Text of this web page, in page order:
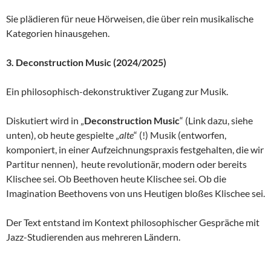
Sie plädieren für neue Hörweisen, die über rein musikalische
Kategorien hinausgehen.
3. Deconstruction Music (2024/2025)
Ein philosophisch-dekonstruktiver Zugang zur Musik.
Diskutiert wird in „Deconstruction Music“ (Link dazu, siehe
unten), ob heute gespielte „alte“ (!) Musik (entworfen,
komponiert, in einer Aufzeichnungspraxis festgehalten, die wir
Partitur nennen), heute revolutionär, modern oder bereits
Klischee sei. Ob Beethoven heute Klischee sei. Ob die
Imagination Beethovens von uns Heutigen bloßes Klischee sei.
Der Text entstand im Kontext philosophischer Gespräche mit
Jazz-Studierenden aus mehreren Ländern.